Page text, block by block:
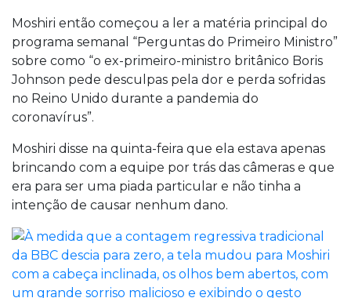
Moshiri então começou a ler a matéria principal do
programa semanal “Perguntas do Primeiro Ministro”
sobre como “o ex-primeiro-ministro britânico Boris
Johnson pede desculpas pela dor e perda sofridas
no Reino Unido durante a pandemia do
coronavírus”.
Moshiri disse na quinta-feira que ela estava apenas
brincando com a equipe por trás das câmeras e que
era para ser uma piada particular e não tinha a
intenção de causar nenhum dano.